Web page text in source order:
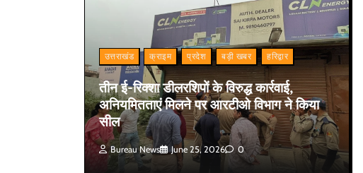
उत्तराखंड क्राइम प्रदेश बड़ी खबर हरिद्वार
तीन ई-रिक्शा डीलरशिपों के विरुद्ध कार्रवाई,
अनियमितताएं मिलने पर आरटीओ विभाग ने किया
सील
Bureau News June 25, 2026 0